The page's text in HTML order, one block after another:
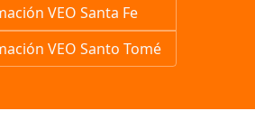
VEO Santa Fe
VEO Santo Tomé